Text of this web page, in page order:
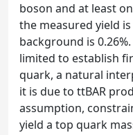
boson and at least
the measured yield
background is
limited to establish
quark, a natural
it is due to ttBAR
assumption,
yield a top quark